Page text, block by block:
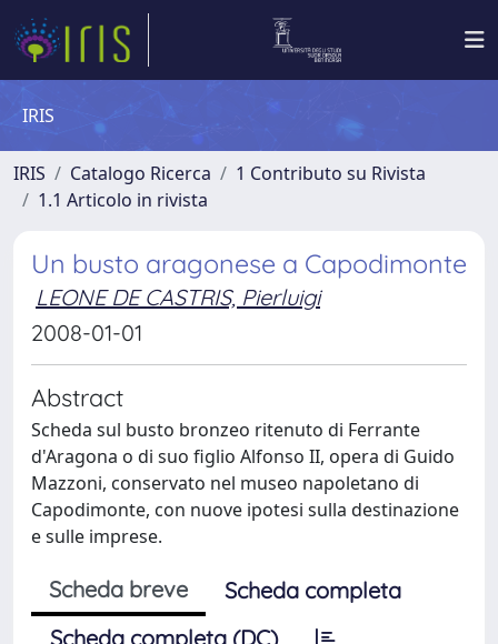
IRIS
IRIS Catalogo Ricerca
1 Contributo su Rivista
1.1 Articolo in rivista
Un busto aragonese a Capodimonte
LEONE DE CASTRIS, Pierluigi
2008-01-01
Abstract
Scheda sul busto bronzeo ritenuto di Ferrante
d'Aragona o di suo figlio Alfonso II, opera di Guido
Mazzoni, conservato nel museo napoletano di
Capodimonte, con nuove ipotesi sulla destinazione
e sulle imprese.
Scheda breve
Scheda completa
Scheda completa (DC)